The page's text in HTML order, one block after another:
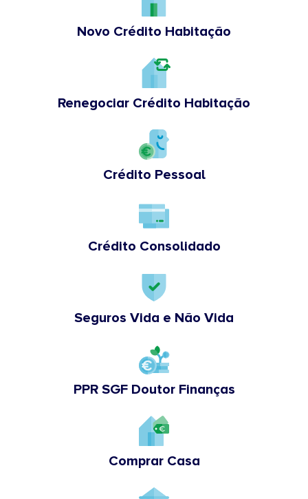
Novo Crédito Habitação
Renegociar Crédito Habitação
Crédito Pessoal
Crédito Consolidado
Seguros Vida e Não Vida
PPR SGF Doutor Finanças
Comprar Casa